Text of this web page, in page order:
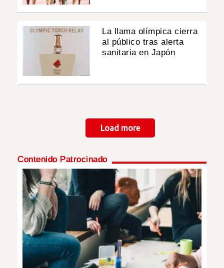
La llama olímpica cierra
al público tras alerta
sanitaria en Japón
Load more
Contenido Patrocinado